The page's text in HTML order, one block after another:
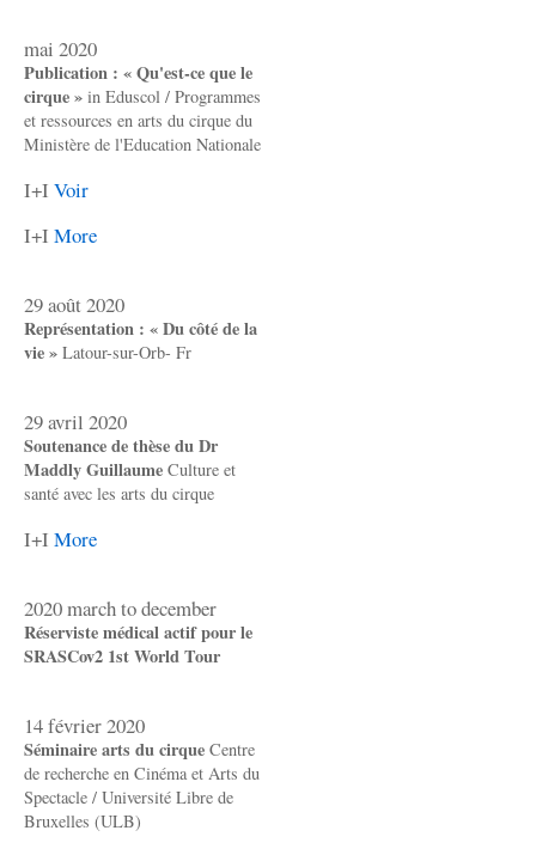
mai 2020
Publication : « Qu'est-ce que le
cirque » in Eduscol / Programmes
et ressources en arts du cirque du
Ministère de l'Education Nationale
I+I Voir
I+I More
29 août 2020
Représentation : « Du côté de la
vie » Latour-sur-Orb- Fr
29 avril 2020
Soutenance de thèse du Dr
Maddly Guillaume Culture et
santé avec les arts du cirque
I+I More
2020 march to december
Réserviste médical actif pour le
SRASCov2 1st World Tour
14 février 2020
Séminaire arts du cirque Centre
de recherche en Cinéma et Arts du
Spectacle / Université Libre de
Bruxelles (ULB)